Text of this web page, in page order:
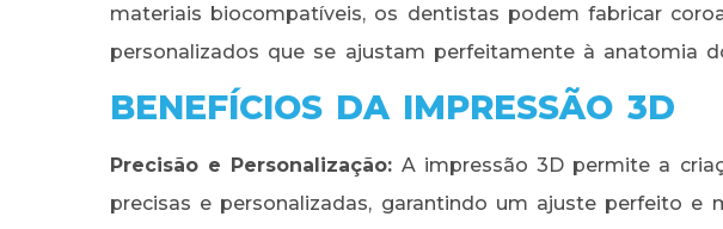
materiais biocompatíveis, os dentistas podem fabricar
personalizados que se ajustam perfeitamente à anatomia
BENEFÍCIOS DA IMPRESSÃO 3D
Precisão e Personalização: A impressão 3D permite a
precisas e personalizadas, garantindo um ajuste perfeito e